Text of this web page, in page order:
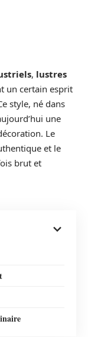
, lustres
un certain esprit
style, né dans
une
Le
et le
brut et